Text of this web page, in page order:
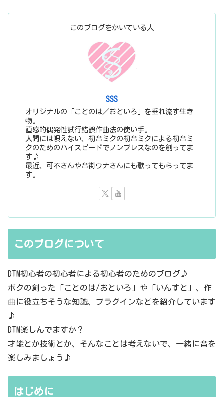
このブログをかいている人
SSS
オリジナルの「ことのは／おといろ」を垂れ流す生き
物。
直感的偶発性試行錯誤作曲法の使い手。
人間には唄えない、初音ミクの初音ミクによる初音ミ
クのためのハイスピードでノンブレスなのを創ってま
す♪
最近、可不さんや音街ウナさんにも歌ってもらってま
す。
このブログについて
DTM初心者の初心者による初心者のためのブログ♪
ボクの創った「ことのは/おといろ」や「いんすと」、作
曲に役立ちそうな知識、プラグインなどを紹介しています
♪
DTM楽しんでますか？
才能とか技術とか、そんなことは考えないで、一緒に音を
楽しみましょう♪
はじめに